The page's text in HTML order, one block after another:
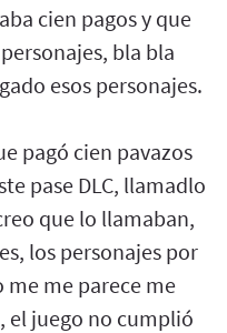
cien pagos y que
bla bla
esos personajes.
pagó cien pavazos
pase DLC, llamadlo
que lo llamaban,
los personajes por
me me parece me
el juego no cumplió